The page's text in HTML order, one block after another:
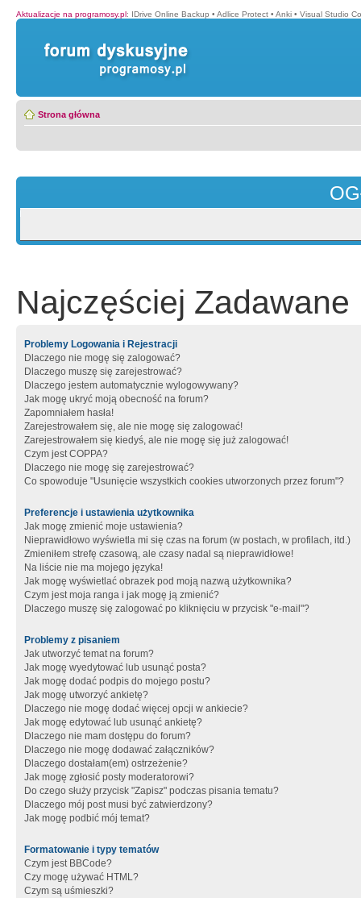
Aktualizacje na programosy.pl: IDrive Online Backup • Adlice Protect • Anki • Visual Studio
Strona główna
Najczęściej Zadawane
Problemy Logowania i Rejestracji
Dlaczego nie mogę się zalogować?
Dlaczego muszę się zarejestrować?
Dlaczego jestem automatycznie wylogowywany?
Jak mogę ukryć moją obecność na forum?
Zapomniałem hasła!
Zarejestrowałem się, ale nie mogę się zalogować!
Zarejestrowałem się kiedyś, ale nie mogę się już zalogować!
Czym jest COPPA?
Dlaczego nie mogę się zarejestrować?
Co spowoduje "Usunięcie wszystkich cookies utworzonych przez forum"?
Preferencje i ustawienia użytkownika
Jak mogę zmienić moje ustawienia?
Nieprawidłowo wyświetla mi się czas na forum (w postach, w profilach, itd.)
Zmieniłem strefę czasową, ale czasy nadal są nieprawidłowe!
Na liście nie ma mojego języka!
Jak mogę wyświetlać obrazek pod moją nazwą użytkownika?
Czym jest moja ranga i jak mogę ją zmienić?
Dlaczego muszę się zalogować po kliknięciu w przycisk "e-mail"?
Problemy z pisaniem
Jak utworzyć temat na forum?
Jak mogę wyedytować lub usunąć posta?
Jak mogę dodać podpis do mojego postu?
Jak mogę utworzyć ankietę?
Dlaczego nie mogę dodać więcej opcji w ankiecie?
Jak mogę edytować lub usunąć ankietę?
Dlaczego nie mam dostępu do forum?
Dlaczego nie mogę dodawać załączników?
Dlaczego dostałam(em) ostrzeżenie?
Jak mogę zgłosić posty moderatorowi?
Do czego służy przycisk "Zapisz" podczas pisania tematu?
Dlaczego mój post musi być zatwierdzony?
Jak mogę podbić mój temat?
Formatowanie i typy tematów
Czym jest BBCode?
Czy mogę używać HTML?
Czym są uśmieszki?